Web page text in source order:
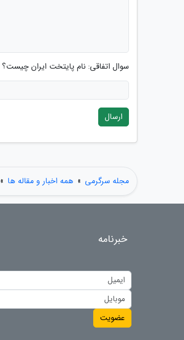
سوال اتفاقی: نام پایتخت ایران چیست؟
ارسال
مجله سرگرمی » همه اخبار و مقاله ها »
خبرنامه
عضویت